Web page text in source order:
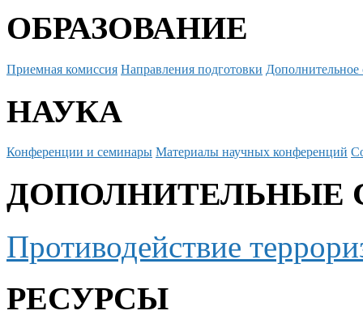
ОБРАЗОВАНИЕ
Приемная комиссия Направления подготовки Дополнительное
НАУКА
Конференции и семинары Материалы научных конференций
ДОПОЛНИТЕЛЬНЫЕ
Противодействие
РЕСУРСЫ